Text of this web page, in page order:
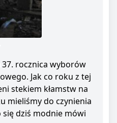
rocznica wyborów
Jak co roku z tej
stekiem kłamstw na
mieliśmy do czynienia
dziś modnie mówi